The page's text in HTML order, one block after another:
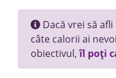
Dacă vrei să
câte calorii ai
obiectivul,îl poți